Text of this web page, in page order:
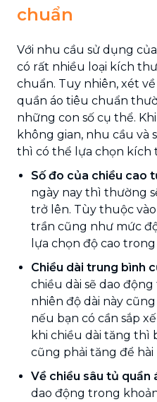
chuẩn
Với nhu cầu sử dụng
có rất nhiều loại kích
chuẩn. Tuy nhiên, xét
quần áo tiêu chuẩn
những con số cụ thể.
không gian, nhu cầu và
thì có thể lựa chọn kích
Số đo của chiều cao
ngày nay thì thường
trở lên. Tùy thuộc
trần cũng như mức
lựa chọn độ cao
Chiều dài trung bình
chiều dài sẽ dao
nhiên độ dài này
nếu bạn có cần sắp
khi chiều dài tăng thì
cũng phải tăng để hài
Về chiều sâu tủ quần
dao động trong